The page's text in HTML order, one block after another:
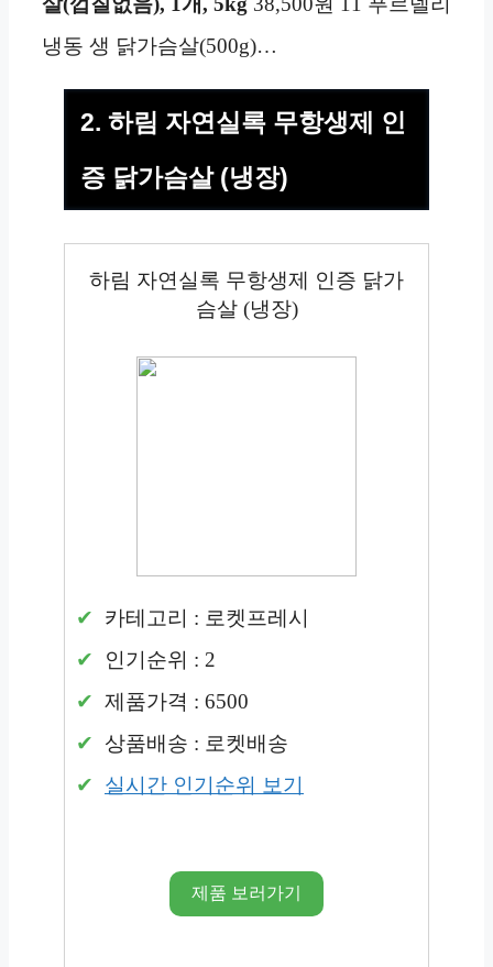
냉동 생 닭가슴살(500g)…
2. 하림 자연실록 무항생제 인
증 닭가슴살 (냉장)
하림 자연실록 무항생제 인증 닭가
슴살 (냉장)
카테고리 : 로켓프레시
인기순위 : 2
제품가격 : 6500
상품배송 : 로켓배송
실시간 인기순위 보기
제품 보러가기